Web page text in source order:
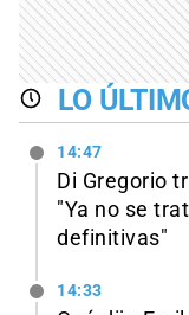
LO
14:47
Di Gregorio
"Ya no se
definitivas"
14:33